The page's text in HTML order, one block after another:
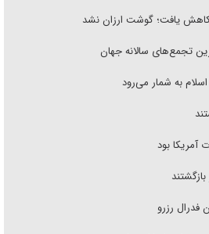
تجمع‌های سالانه جهان
به شمار می‌رود
آمریکا بود
فدرال رزرو